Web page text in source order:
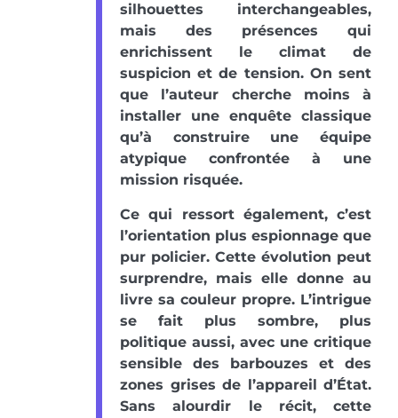
silhouettes interchangeables,
mais des présences qui
enrichissent le climat de
suspicion et de tension. On sent
que l’auteur cherche moins à
installer une enquête classique
qu’à construire une équipe
atypique confrontée à une
mission risquée.
Ce qui ressort également, c’est
l’orientation plus espionnage que
pur policier. Cette évolution peut
surprendre, mais elle donne au
livre sa couleur propre. L’intrigue
se fait plus sombre, plus
politique aussi, avec une critique
sensible des barbouzes et des
zones grises de l’appareil d’État.
Sans alourdir le récit, cette